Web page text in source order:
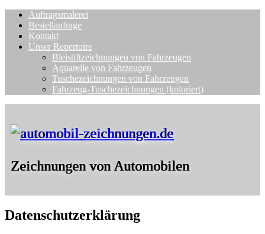
Auftragsmalerei
Bestellanfrage
Kontakt
Unser Repertoire
Bleistiftzeichnungen von Fahrzeugen
Aquarelle von Fahrzeugen
Tuschezeichnungen von Fahrzeugen
Fahrzeug-Tuschezeichnungen (koloriert)
Zeichnungen von Automobilen
Datenschutzerklärung